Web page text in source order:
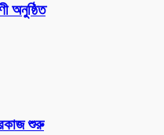
অনুষ্ঠিত
শুরু